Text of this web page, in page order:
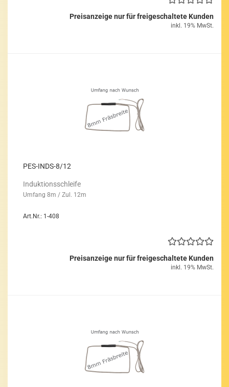
Preisanzeige nur für freigeschaltete Kunden
inkl. 19% MwSt.
PES-​INDS-​8/12
In­duk­ti­ons­schlei­fe
Um­fang 8m / Zul. 12m
Art.Nr.: 1-408
Preisanzeige nur für freigeschaltete Kunden
inkl. 19% MwSt.